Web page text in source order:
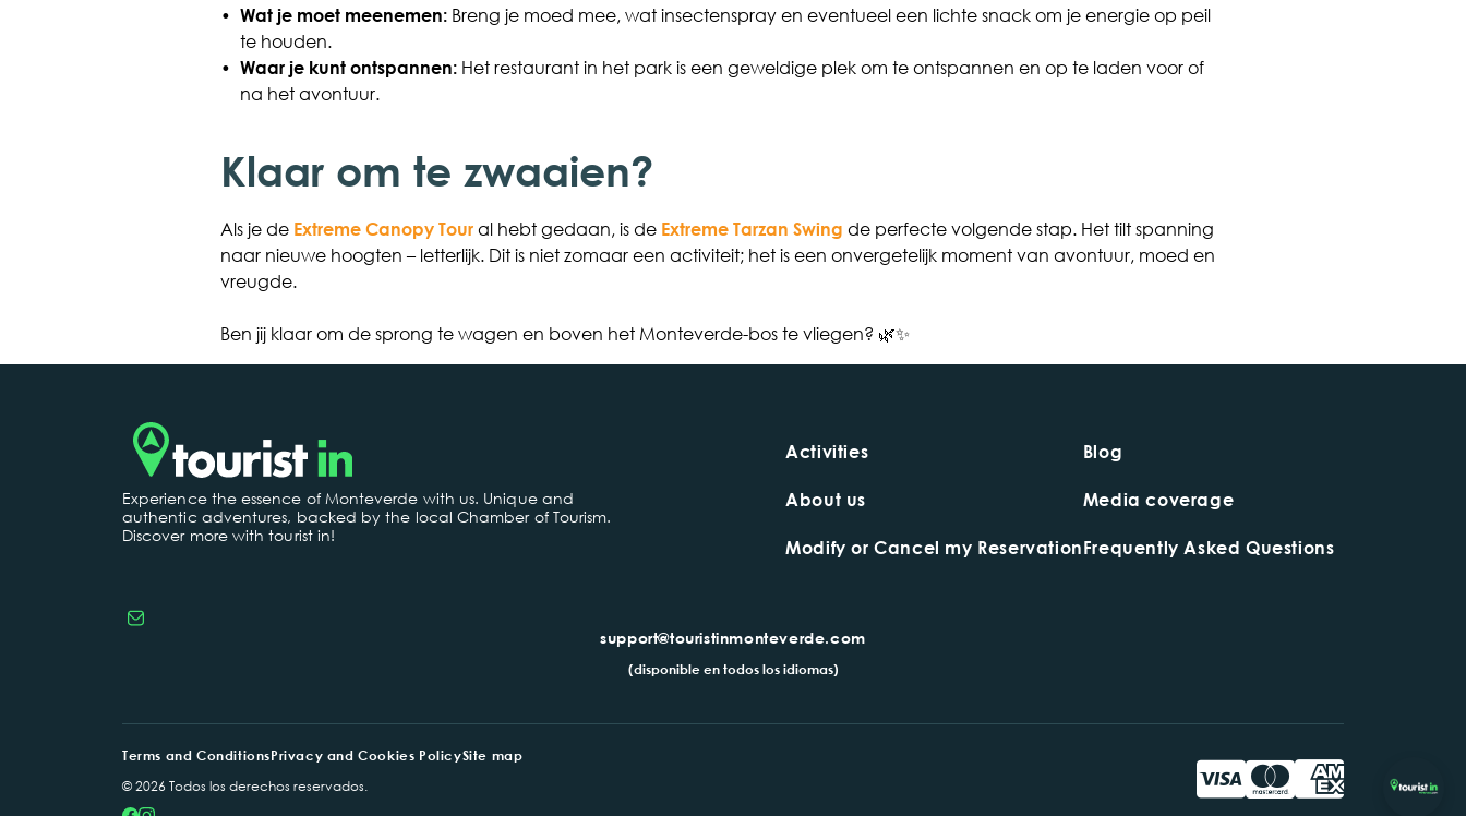
• Wat je moet meenemen:Breng je moed mee, wat insectenspray en eventueel een lichte snack om je energie op peil
te houden.
• Waar je kunt ontspannen:Het restaurant in het park is een geweldige plek om te ontspannen en op te laden voor of
na het avontuur.
Klaar om te zwaaien?
Als je de Extreme Canopy Toural hebt gedaan, is de Extreme Tarzan Swing de perfecte volgende stap. Het tilt spanning
naar nieuwe hoogten – letterlijk. Dit is niet zomaar een activiteit; het is een onvergetelijk moment van avontuur, moed en
vreugde.
Ben jij klaar om de sprong te wagen en boven het Monteverde-bos te vliegen? 🌿✨
Experience the essence of Monteverde with us. Unique and
authentic adventures, backed by the local Chamber of Tourism.
Discover more with tourist in!
Activities
About us
Modify or Cancel my Reservation
Blog
Media coverage
Frequently Asked Questions
support@touristinmonteverde.com
(disponible en todos los idiomas)
Terms and ConditionsPrivacy and Cookies PolicySite map
© 2026 Todos los derechos reservados.